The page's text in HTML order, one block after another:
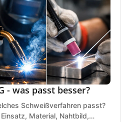
- was passt besser?
Schweißverfahren passt?
Material, Nahtbild,